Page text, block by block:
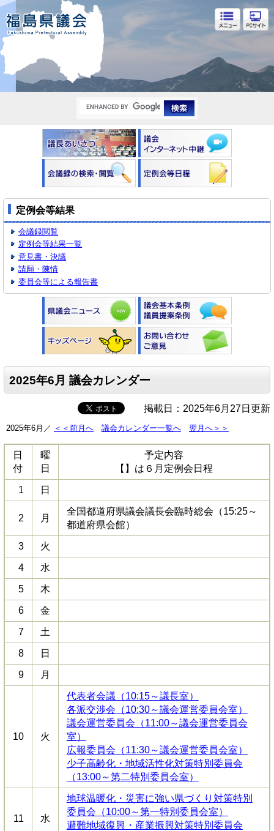
福島県議会
定例会等結果
会議録閲覧
定例会等結果一覧
意見書・決議
請願・陳情
委員会等による報告書
2025年6月 議会カレンダー
掲載日：2025年6月27日更新
2025年6月／ ＜＜前月へ 議会カレンダー一覧へ 翌月へ＞＞
日
付
曜
日
予定内容
【】は６月定例会日程
1 日
2 月
全国都道府県議会議長会臨時総会（15:25～
都道府県会館）
3 火
4 水
5 木
6 金
7 土
8 日
9 月
10 火
代表者会議（10:15～議長室）
各派交渉会（10:30～議会運営委員会室）
議会運営委員会（11:00～議会運営委員会
室）
広報委員会（11:30～議会運営委員会室）
少子高齢化・地域活性化対策特別委員会
（13:00～第二特別委員会室）
11 水
地球温暖化・災害に強い県づくり対策特別
委員会（10:00～第一特別委員会室）
避難地域復興・産業振興対策特別委員会